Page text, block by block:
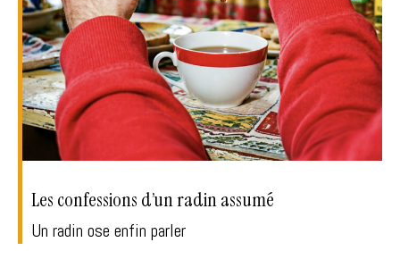
Les confessions d’un radin assumé
Un radin ose enfin parler